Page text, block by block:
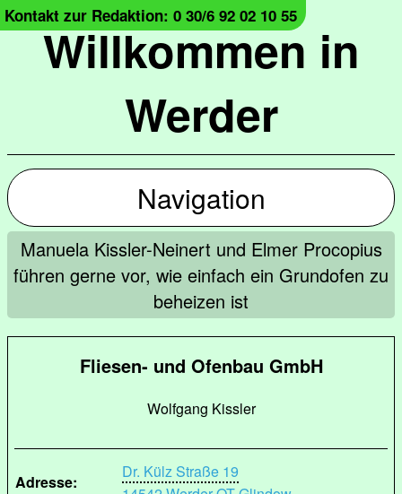
Willkommen in
Werder
Kontakt zur Redaktion: 0 30/6 92 02 10 55
Navigation
Manuela Kissler-Neinert und Elmer Procopius
führen gerne vor, wie einfach ein Grundofen zu
beheizen ist
Fliesen- und Ofenbau GmbH
Wolfgang Kissler
Adresse:
Dr. Külz Straße 19